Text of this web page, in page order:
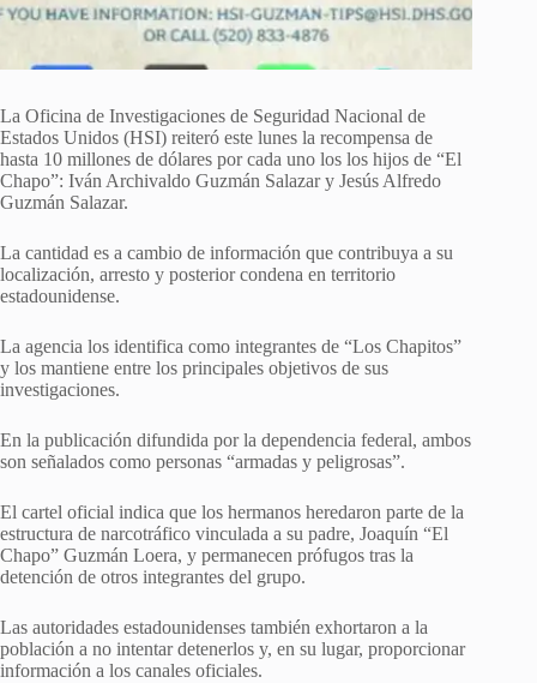
La Oficina de Investigaciones de Seguridad Nacional de
Estados Unidos (HSI) reiteró este lunes la recompensa de
hasta 10 millones de dólares por cada uno los los hijos de “El
Chapo”: Iván Archivaldo Guzmán Salazar y Jesús Alfredo
Guzmán Salazar.
La cantidad es a cambio de información que contribuya a su
localización, arresto y posterior condena en territorio
estadounidense.
La agencia los identifica como integrantes de “Los Chapitos”
y los mantiene entre los principales objetivos de sus
investigaciones.
En la publicación difundida por la dependencia federal, ambos
son señalados como personas “armadas y peligrosas”.
El cartel oficial indica que los hermanos heredaron parte de la
estructura de narcotráfico vinculada a su padre, Joaquín “El
Chapo” Guzmán Loera, y permanecen prófugos tras la
detención de otros integrantes del grupo.
Las autoridades estadounidenses también exhortaron a la
población a no intentar detenerlos y, en su lugar, proporcionar
información a los canales oficiales.